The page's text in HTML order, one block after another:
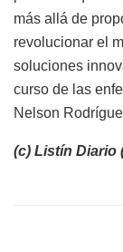
más allá de
revolucionar el
soluciones
curso de las
Nelson
(c) Listín Diario